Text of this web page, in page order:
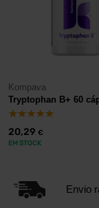
Kompava
Tryptophan B+ 60
20,29 €
EM STOCK
Envio